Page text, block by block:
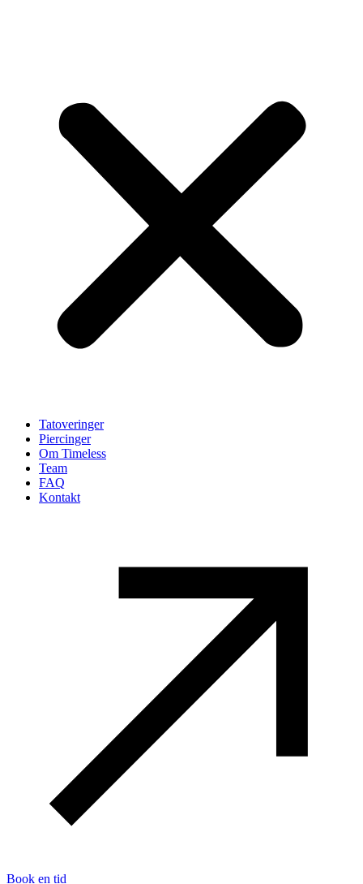
Tatoveringer
Piercinger
Om Timeless
Team
FAQ
Kontakt
Book en tid